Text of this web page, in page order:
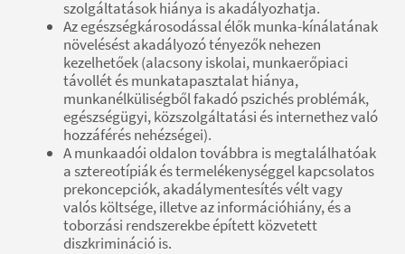
szolgáltatások hiánya is akadályozhatja.
Az egészségkárosodással élők munka-kínálatának
növelésést akadályozó tényezők nehezen
kezelhetőek (alacsony iskolai, munkaerőpiaci
távollét és munkatapasztalat hiánya,
munkanélküliségből fakadó pszichés problémák,
egészségügyi, közszolgáltatási és internethez való
hozzáférés nehézségei).
A munkaadói oldalon továbbra is megtalálhatóak
a sztereotípiák és termelékenységgel kapcsolatos
prekoncepciók, akadálymentesítés vélt vagy
valós költsége, illetve az információhiány, és a
toborzási rendszerekbe épített közvetett
diszkrimináció is.